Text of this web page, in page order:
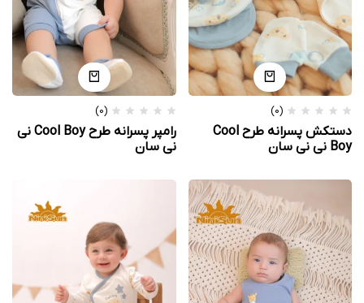
(0)
دستکش پسرانه طرح Cool
Boy نی نی سان
(0)
رامپر پسرانه طرح Cool Boy نی
نی سان